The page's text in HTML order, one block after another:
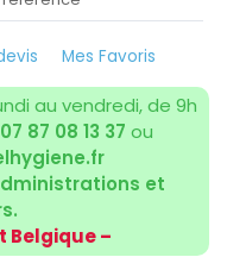
Mes Favoris
au vendredi, de 9h
07 87 08 13 37 ou
et
Belgique –